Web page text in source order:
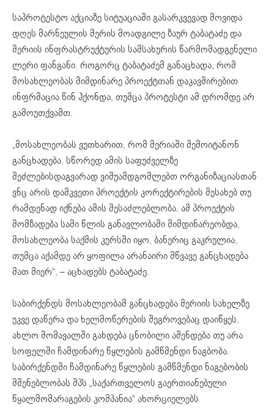
საპროტესტო აქციაზე სიტუაციაში გასარკვევად მოვიდა
დღეს მარნეულის მერის მოადგილე ზაურ ტაბატაძე და
მერიის ინფრასტრუქტურის სამსახურის წარმომადგენელი
ლერი ფანგანი. როგორც ტაბატაძემ განაცხადა, რომ
მოსახლეობას მიმდინარე პროექტთან დაკავშირებით
ინფრმაცია წინ ჰქონდა, თუმცა პროტესტი ამ დრომდე არ
გამოუთქვამთ.
„მოსახლეობას ვუთხარით, რომ მერიაში შემოიტანონ
განცხადება. სწორედ ამის საფუძველზე
შეძლებისდაგვარად ვიშუამდგომლებთ ორგანიზაციასთან
ვნც არის დამკვეთი პროექტის კორექტირების შესახებ თუ
რამდენად იქნება ამის შესაძლებლობა. ამ პროექტის
მომზადება სამი წლის განავლობაში მიმდინარეობდა,
მოსახლეობა საქმის კურსში იყო, ბანერიც გაკრულია,
თუმცა აქამდე არ ყოფილა არანაირი მწვავე განცხადება
მათ მიერ“, – აცხადებს ტაბატაძე.
საბირქენდს მოსახლეობამ განცხადება მერიის სახელზე
უკვე დაწერა და ხელმოწერების შეგროვებაც დაიწყეს.
ახლო მომავალში გახდება ცნობილი აშენდება თუ არა
სოფელში ჩამდინარე წყლების გამწმენდი ნაგბობა.
საბირქენდში ჩამდინარე წყლების გამწმენდი ნაგებობის
მშენებლობას შპს „საქართველოს გაერთიანებული
წყალმომარაგების კომპანია“ ახორციელებს